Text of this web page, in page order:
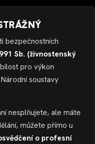
bezpečnostních
Sb. (živnostenský
pro výkon
soustavy
nesplňujete, ale máte
můžete přímo u
o profesní